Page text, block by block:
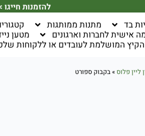
להזמנות חייגו > 053-
בד מתנות ממותגות
אישית לחברות וארגונים
מטען
המושלמת לעובדים או ללקוחות
פלוס»בקבוק ספורט